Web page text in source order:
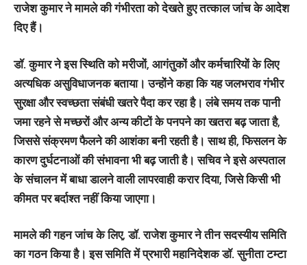
राजेश कुमारने मामले की गंभीरता को देखते हुए तत्काल जांच के आदेश
दिए हैं।
डॉ. कुमार ने इस स्थिति को मरीजों, आगंतुकों और कर्मचारियों के लिए
अत्यधिक असुविधाजनक बताया। उन्होंने कहा कि यह जलभराव गंभीर
सुरक्षा और स्वच्छता संबंधी खतरे पैदा कर रहा है। लंबे समय तक पानी
जमा रहने से मच्छरों और अन्य कीटों के पनपने का खतरा बढ़ जाता है,
जिससेसंक्रमण फैलनेकी आशंका बनी रहती है। साथ ही,फिसलन के
कारण दुर्घटनाओंकी संभावना भी बढ़ जाती है। सचिव ने इसे अस्पताल
के संचालन में बाधा डालने वाली लापरवाही करार दिया, जिसे किसी भी
कीमत पर बर्दाश्त नहीं किया जाएगा।
मामले की गहन जांच के लिए,डॉ. राजेश कुमार ने तीन सदस्यीय समिति
का गठन किया है। इस समिति मेंप्रभारी महानिदेशक डॉ. सुनीता टम्टा